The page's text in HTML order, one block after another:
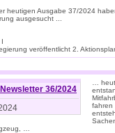
heutigen Ausgabe 37/2024
ausgesucht ...
veröffentlicht 2.
Newsletter 36/2024
…
fahren
…